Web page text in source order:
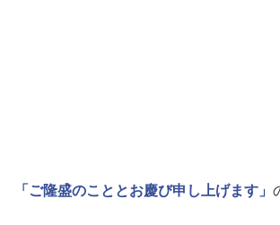
「ご隆盛のこととお慶び申し上げます」